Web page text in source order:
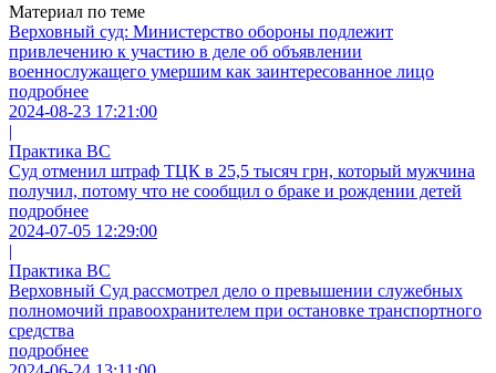
Материал по теме
Верховный суд: Министерство обороны подлежит
привлечению к участию в деле об объявлении
военнослужащего умершим как заинтересованное лицо
подробнее
2024-08-23 17:21:00
|
Практика ВС
Суд отменил штраф ТЦК в 25,5 тысяч грн, который мужчина
получил, потому что не сообщил о браке и рождении детей
подробнее
2024-07-05 12:29:00
|
Практика ВС
Верховный Суд рассмотрел дело о превышении служебных
полномочий правоохранителем при остановке транспортного
средства
подробнее